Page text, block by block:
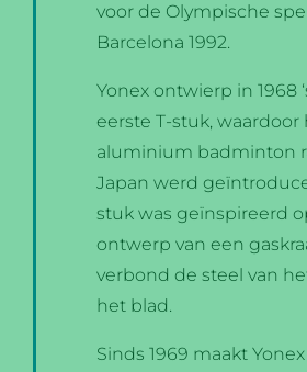
voor de Olympische
Barcelona 1992.
Yonex ontwierp in 1968
eerste T-stuk, waardoor
aluminium badminton
Japan werd
stuk was geïnspireerd
ontwerp van een
verbond de steel van
het blad.
Sinds 1969 maakt